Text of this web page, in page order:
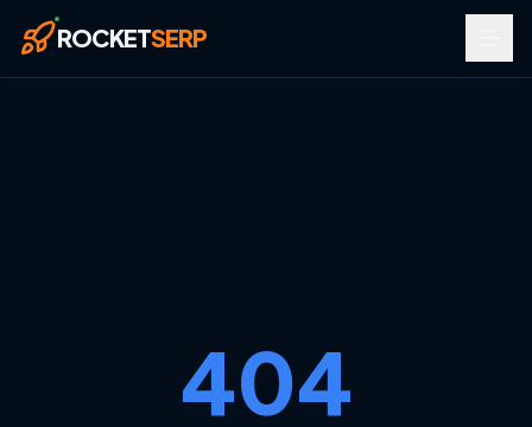
Saltar al contenido principal
ROCKETSERP
404